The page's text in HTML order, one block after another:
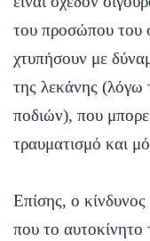
του προσώπου του
χτυπήσουν με
της λεκάνης (λόγω
ποδιών), που
τραυματισμό και
Επίσης, ο κίνδυνος
που το αυτοκίνητο